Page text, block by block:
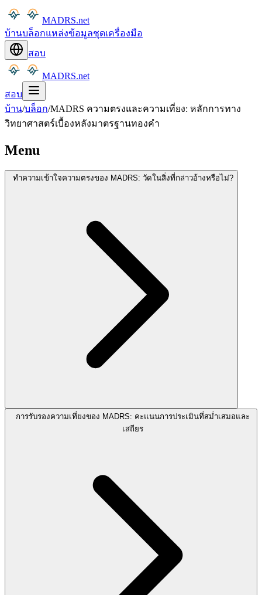
MADRS.net
บ้านบล็อกแหล่งข้อมูลชุดเครื่องมือ
สอบ
MADRS.net
สอบ
บ้าน/บล็อก/MADRS ความตรงและความเที่ยง: หลักการทาง
วิทยาศาสตร์เบื้องหลังมาตรฐานทองคำ
Menu
ทำความเข้าใจความตรงของ MADRS: วัดในสิ่งที่กล่าวอ้างหรือไม่?
การรับรองความเที่ยงของ MADRS: คะแนนการประเมินที่สม่ำเสมอและ
เสถียร